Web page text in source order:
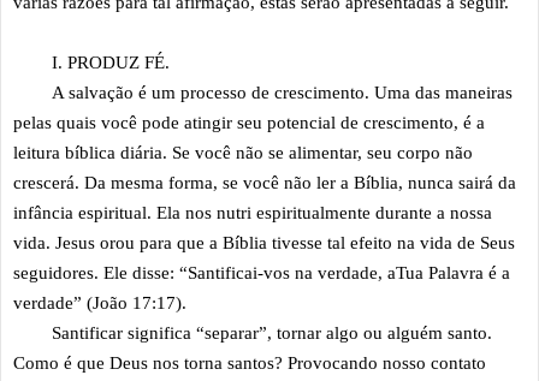
I. PRODUZ FÉ.
A salvação é um processo de crescimento. Uma das maneiras
pelas quais você pode atingir seu potencial de crescimento, é a
leitura bíblica diária. Se você não se alimentar, seu corpo não
crescerá. Da mesma forma, se você não ler a Bíblia, nunca sairá da
infância espiritual. Ela nos nutri espiritualmente durante a nossa
vida. Jesus orou para que a Bíblia tivesse tal efeito na vida de Seus
seguidores. Ele disse: “Santificai-vos na verdade, aTua Palavra é a
verdade” (João 17:17).
Santificar significa “separar”, tornar algo ou alguém santo.
Como é que Deus nos torna santos? Provocando nosso contato